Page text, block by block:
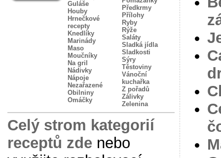
Guláše
Houby
Hrnečkové
recepty
Knedlíky
Marinády
Maso
Moučníky
Na gril
Nádivky
Nápoje
Nezařazené
Obilniny
Omáčky
Předkrmy
Přílohy
Ryby
Rýže
Saláty
Sladká jídla
Sladkosti
Sýry
Těstoviny
Vánoční
kuchařka
Z pořadů
Zálivky
Zelenina
Celý strom kategorií
receptů zde nebo